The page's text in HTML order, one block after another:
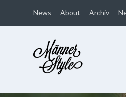
News About Archiv